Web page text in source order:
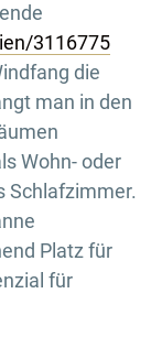
3116775
die
man in den
Wohn- oder
Schlafzimmer.
Platz für
für